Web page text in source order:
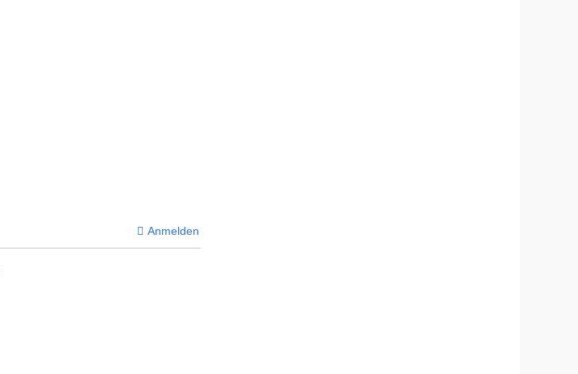
Anmelden